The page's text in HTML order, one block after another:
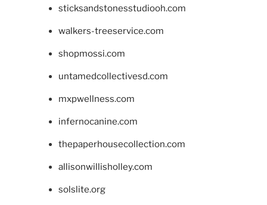
sticksandstonesstudiooh.com
walkers-treeservice.com
shopmossi.com
untamedcollectivesd.com
mxpwellness.com
infernocanine.com
thepaperhousecollection.com
allisonwillisholley.com
solslite.org